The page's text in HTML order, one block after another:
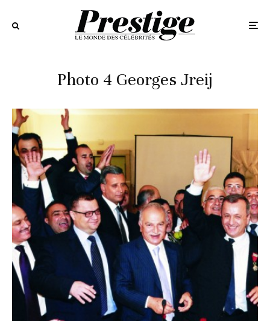
Photo 4 Georges Jreij